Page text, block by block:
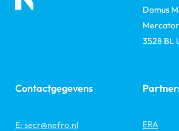
Domus
3528 BL
Contactgegevens
E: secr@nefro.nl
ERA